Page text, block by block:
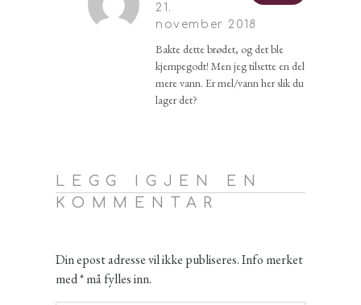
21.
november 2018
Bakte dette brødet, og det ble
kjempegodt! Men jeg tilsette en del
mere vann. Er mel/vann her slik du
lager det?
LEGG IGJEN EN
KOMMENTAR
Din epost adresse vil ikke publiseres. Info merket
med * må fylles inn.